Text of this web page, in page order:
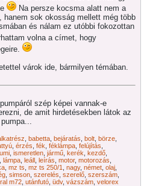
Na persze kocsma alatt nem a
hanem sok okosság mellett még több
és nálam ez utóbbi fokozottan
volna a címet, hogy
várok ide, bármilyen témában.
szép képei vannak-e
de amit hirdetésekben látok az
babetta bejáratás bolt börze
érzés fék féklámpa felújítás
ismeretlen jármű kerék kezdő
lámpa leáll leírás motor, motorozás
mz ts mz ts 250/1 nagy, német olaj
simson szerelés szerelő szerszám
m72 utánfutó üdv, vázszám velorex